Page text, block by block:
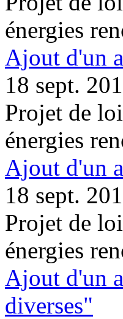
énergies
Ajout d'un
18 sept.
Projet de
énergies
Ajout d'un
18 sept.
Projet de
énergies
Ajout d'un
diverses"